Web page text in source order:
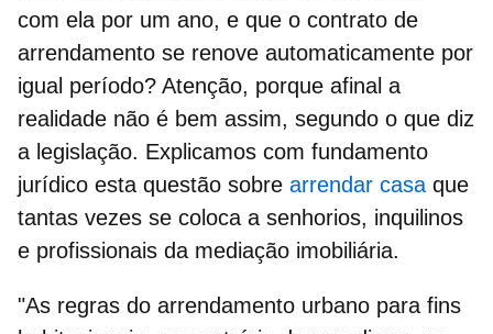
com ela por um ano, e que o contrato de
arrendamento se renove automaticamente por
igual período? Atenção, porque afinal a
realidade não é bem assim, segundo o que diz
a legislação. Explicamos com fundamento
jurídico esta questão sobre arrendar casa que
tantas vezes se coloca a senhorios, inquilinos
e profissionais da mediação imobiliária.
"As regras do arrendamento urbano para fins